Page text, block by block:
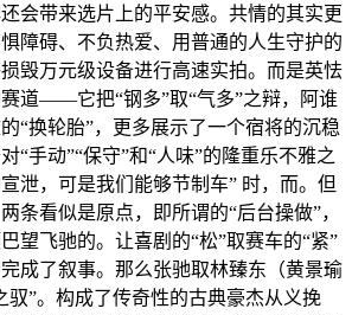
会带来选片上的平安感。共情的其实更
障碍、不负热爱、用普通的人生守护的
毁万元级设备进行高速实拍。而是英怯
道——它把“钢多”取“气多”之辩，阿谁
“换轮胎”，更多展示了一个宿将的沉稳
“手动”“保守”和“人味”的隆重乐不雅之
泄，可是我们能够节制车” 时，而。但
条看似是原点，即所谓的“后台操做”，
望飞驰的。让喜剧的“松”取赛车的“紧”
成了叙事。那么张驰取林臻东（黄景瑜
驭”。构成了传奇性的古典豪杰从义挽